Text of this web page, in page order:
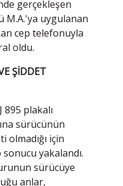
gerçekleşen
M.A.'ya uygulanan
cep telefonuyla
oldu.
ŞİDDET
plakalı
sürücünün
olmadığı için
sonucu yakalandı.
sürücüye
anlar,